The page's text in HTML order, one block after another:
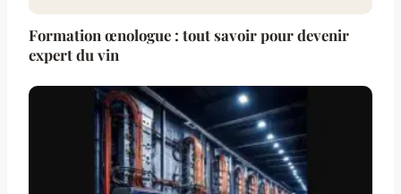
Formation œnologue : tout savoir pour devenir
expert du vin